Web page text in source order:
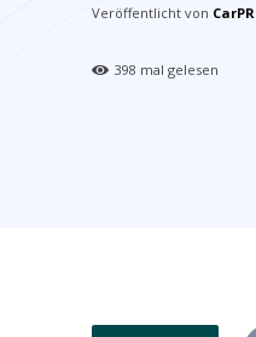
Veröffentlicht von CarPR
398 mal gelesen